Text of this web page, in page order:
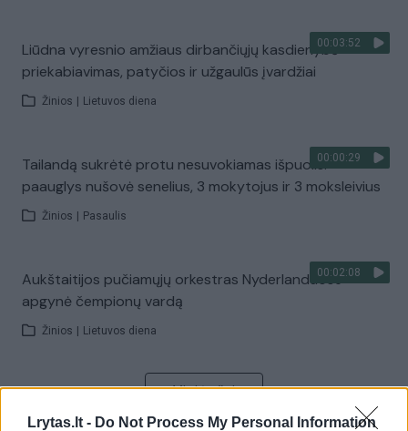
Lrytas.lt - Do Not Process My Personal Information
00:03:52
Liūdna vyresnio amžiaus dirbančiųjų kasdienybė –
priekabiavimas, patyčios ir užgaulūs įvardžiai
Žinios Lietuvos diena
00:00:29
Tailandą sukrėtė protu nesuvokiamas išpuolis:
paauglys nušovė senelius, 3 mokytojus ir 3 moksleivius
Žinios Pasaulis
00:02:08
Aukštaitijos pučiamųjų orkestras Nyderlanduose
apgynė čempionų vardą
Žinios Lietuvos diena
Visi įrašai